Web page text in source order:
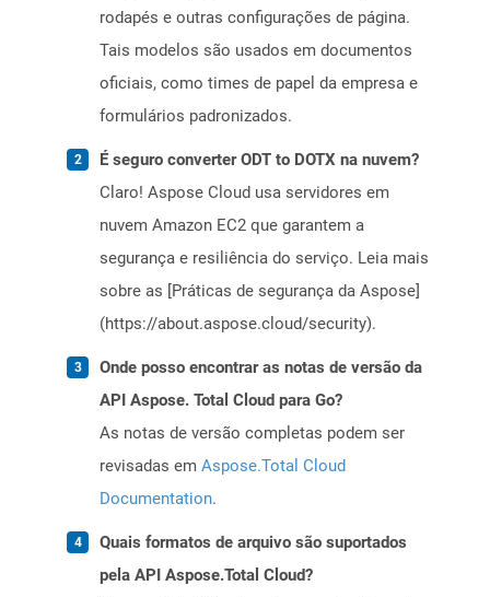
rodapés e outras configurações de página.
Tais modelos são usados ​​em documentos
oficiais, como times de papel da empresa e
formulários padronizados.
É seguro converter ODT to DOTX na nuvem?
Claro! Aspose Cloud usa servidores em
nuvem Amazon EC2 que garantem a
segurança e resiliência do serviço. Leia mais
sobre as [Práticas de segurança da Aspose]
(https://about.aspose.cloud/security).
Onde posso encontrar as notas de versão da
API Aspose. Total Cloud para Go?
As notas de versão completas podem ser
revisadas em Aspose.Total Cloud
Documentation.
Quais formatos de arquivo são suportados
pela API Aspose.Total Cloud?